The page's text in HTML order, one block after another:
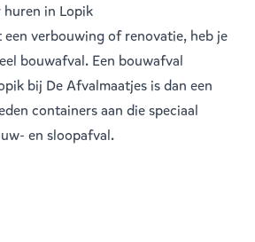
in Lopik
verbouwing of renovatie, heb je
bouwafval. Een bouwafval
bij De Afvalmaatjes is dan een
containers aan die speciaal
en sloopafval.